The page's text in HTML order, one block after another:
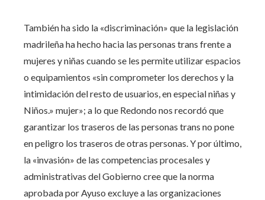
También ha sido la «discriminación» que la legislación
madrileña ha hecho hacia las personas trans frente a
mujeres y niñas cuando se les permite utilizar espacios
o equipamientos «sin comprometer los derechos y la
intimidación del resto de usuarios, en especial niñas y
Niños.» mujer»; a lo que Redondo nos recordó que
garantizar los traseros de las personas trans no pone
en peligro los traseros de otras personas. Y por último,
la «invasión» de las competencias procesales y
administrativas del Gobierno cree que la norma
aprobada por Ayuso excluye a las organizaciones